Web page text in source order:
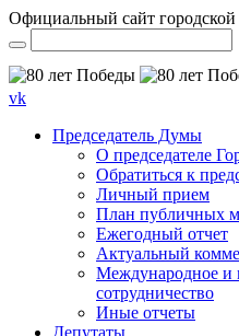
Официальный сайт
vk
Председатель Думы
О председателе
Обратиться к
Личный прием
План публичных
Ежегодный отчет
Актуальный
Международное и
сотрудничество
Иные отчеты
Депутаты